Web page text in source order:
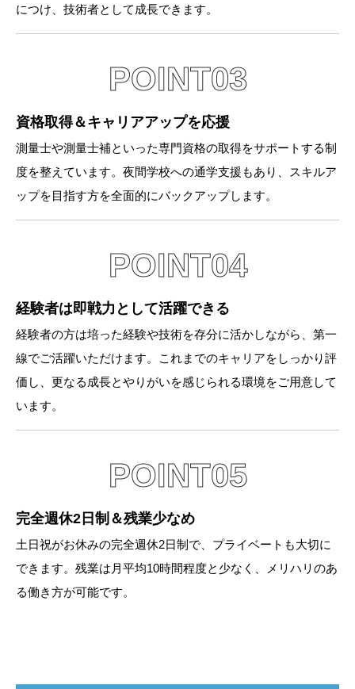
につけ、技術者として成長できます。
POINT03
資格取得＆キャリアアップを応援
測量士や測量士補といった専門資格の取得をサポートする制
度を整えています。夜間学校への通学支援もあり、スキルア
ップを目指す方を全面的にバックアップします。
POINT04
経験者は即戦力として活躍できる
経験者の方は培った経験や技術を存分に活かしながら、第一
線でご活躍いただけます。これまでのキャリアをしっかり評
価し、更なる成長とやりがいを感じられる環境をご用意して
います。
POINT05
完全週休2日制＆残業少なめ
土日祝がお休みの完全週休2日制で、プライベートも大切に
できます。残業は月平均10時間程度と少なく、メリハリのあ
る働き方が可能です。